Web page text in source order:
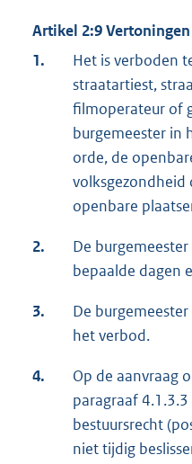
Artikel 2:9
1.
Het is verboden
straatartiest,
filmoperateur of
burgemeester in
orde, de
volksgezondheid
openbare
2.
De
bepaalde dagen
3.
De
het verbod.
4.
Op de aanvraag
paragraaf
bestuursrecht
niet tijdig